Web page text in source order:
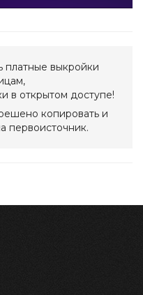
платные выкройки
в открытом доступе!
копировать и
первоисточник.